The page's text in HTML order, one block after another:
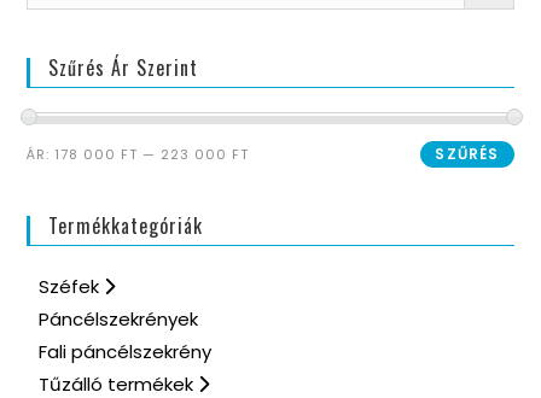
Szűrés Ár Szerint
SZŰRÉS
ÁR: 178 000 FT — 223 000 FT
Termékkategóriák
Széfek
Páncélszekrények
Fali páncélszekrény
Tűzálló termékek